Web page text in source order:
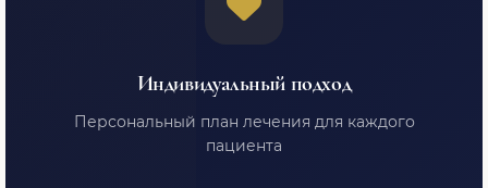
Индивидуальный подход
Персональный план лечения для каждого
пациента